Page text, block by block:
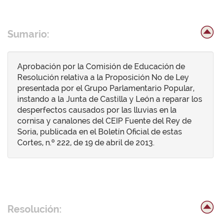
Sumario:
Aprobación por la Comisión de Educación de
Resolución relativa a la Proposición No de Ley
presentada por el Grupo Parlamentario Popular,
instando a la Junta de Castilla y León a reparar los
desperfectos causados por las lluvias en la
cornisa y canalones del CEIP Fuente del Rey de
Soria, publicada en el Boletín Oficial de estas
Cortes, n.º 222, de 19 de abril de 2013.
Resolución: